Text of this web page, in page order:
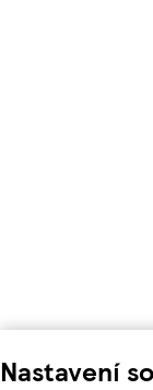
Nastavení